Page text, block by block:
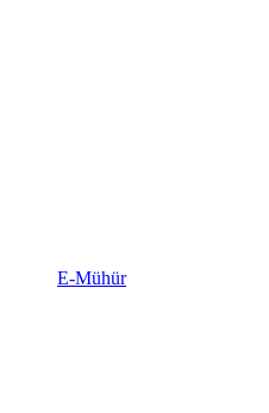
E-Mühür